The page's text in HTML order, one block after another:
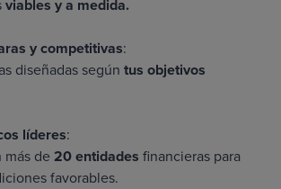
viables y a medida.
y competitivas:
diseñadas según tus objetivos
líderes:
más de 20 entidades financieras para
favorables.